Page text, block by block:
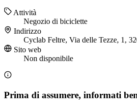
Attività
Negozio di biciclette
Indirizzo
Cyclab Feltre, Via delle Tezze, 1,
Sito web
Non disponibile
Prima di assumere, informati